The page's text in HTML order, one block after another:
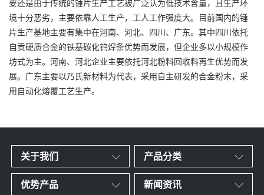
境十分恶劣，主要依靠人工生产，工人工作强度大。目前国内的锤
片生产基地主要有集中在河南、河北、四川、广东。其中四川依托
自贡硬质合金的铁基碳化钨焊条优势而发展，但企业多以小规模作
坊式为主。河南、河北企业主要依托河北粉料回收料再生优势而发
展。广东主要以乃氏新材料为代表，采用自主研发的合金粉末，采
用自动化熔覆工艺生产。
关于我们 产品分类
优势产品 新闻资讯